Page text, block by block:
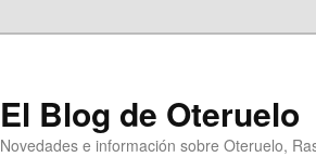
El Blog de Oteruelo
Novedades e información sobre Oteruelo,